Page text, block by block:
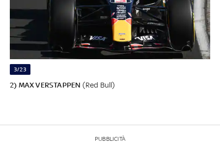
3/23
2) MAX VERSTAPPEN (Red Bull)
PUBBLICITÀ